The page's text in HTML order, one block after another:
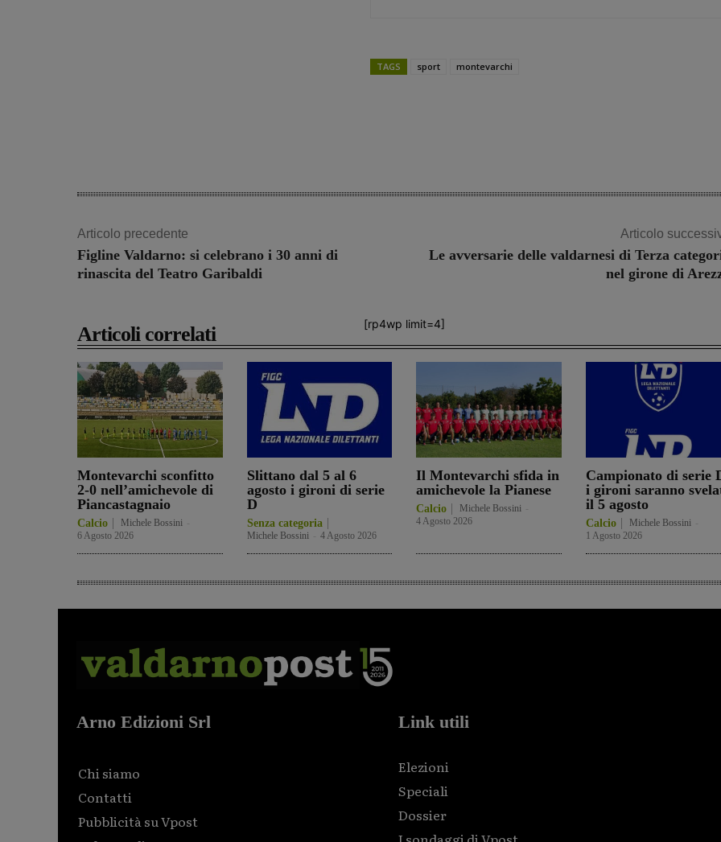
TAGS sport montevarchi
Articolo precedente
Figline Valdarno: si celebrano i 30 anni di
rinascita del Teatro Garibaldi
Articolo
Le avversarie delle valdarnesi di Terza
nel girone di
[rp4wp limit=4]
Articoli correlati
Montevarchi sconfitto
2-0 nell’amichevole di
Piancastagnaio
Calcio Michele Bossini
6 Agosto 2026
Slittano dal 5 al 6
agosto i gironi di serie
D
Senza categoria
Michele Bossini 4 Agosto 2026
Il Montevarchi sfida in
amichevole la Pianese
Calcio Michele Bossini
4 Agosto 2026
Campionato di serie
i gironi saranno
il 5 agosto
Calcio Michele Bossini
1 Agosto 2026
Arno Edizioni Srl
Chi siamo
Contatti
Pubblicità su Vpost
Link utili
Elezioni
Speciali
Dossier